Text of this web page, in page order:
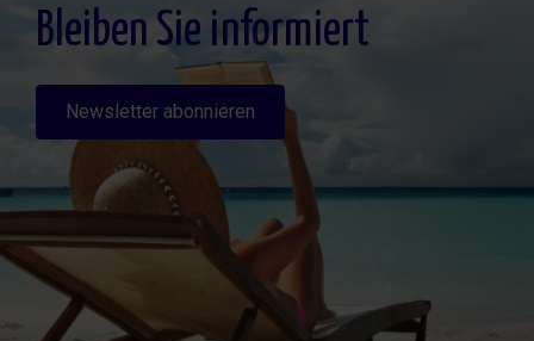
detallada sobre protección de datos
Aquí
Bleiben Sie informiert
Newsletter abonnieren